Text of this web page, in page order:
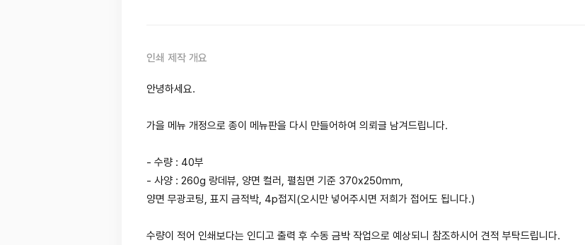
인쇄 제작 개요
안녕하세요.
가을 메뉴 개정으로 종이 메뉴판을 다시 만들어하여 의뢰글 남겨드립니다.
- 수량 : 40부
- 사양 : 260g 랑데뷰, 양면 컬러, 펼침면 기준 370x250mm,
양면 무광코팅, 표지 금적박, 4p접지(오시만 넣어주시면 저희가 접어도 됩니다.)
수량이 적어 인쇄보다는 인디고 출력 후 수동 금박 작업으로 예상되니 참조하시어 견적 부탁드립니다.